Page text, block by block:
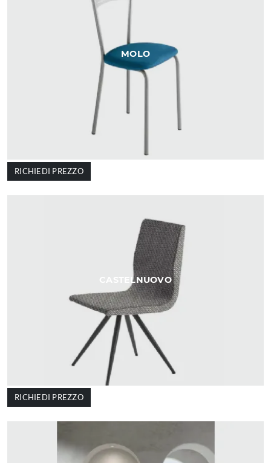
MOLO
RICHIEDI PREZZO
CASTELNUOVO
RICHIEDI PREZZO